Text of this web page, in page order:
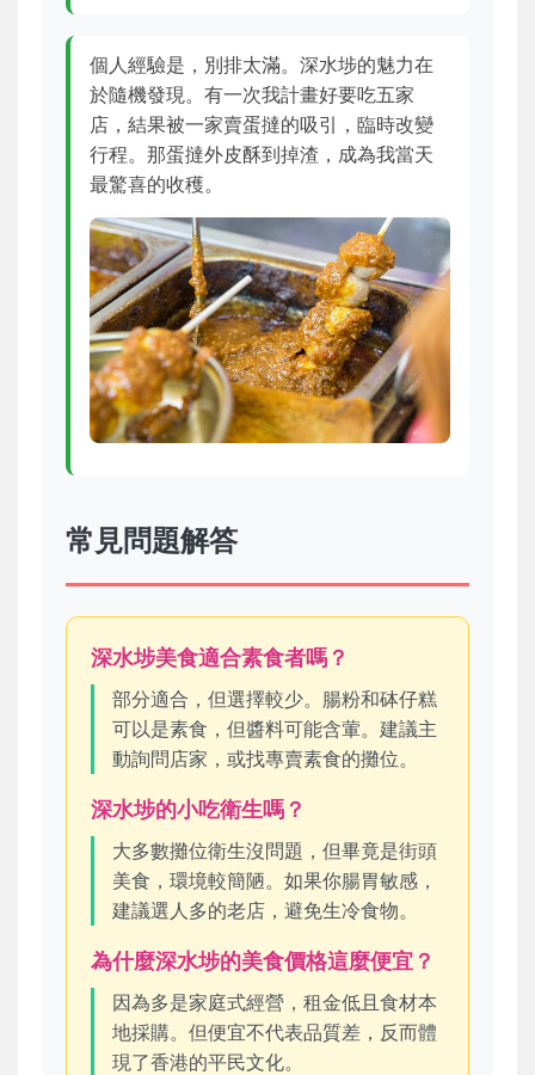
個人經驗是，別排太滿。深水埗的魅力在
於隨機發現。有一次我計畫好要吃五家
店，結果被一家賣蛋撻的吸引，臨時改變
行程。那蛋撻外皮酥到掉渣，成為我當天
最驚喜的收穫。
常見問題解答
深水埗美食適合素食者嗎？
部分適合，但選擇較少。腸粉和砵仔糕
可以是素食，但醬料可能含葷。建議主
動詢問店家，或找專賣素食的攤位。
深水埗的小吃衛生嗎？
大多數攤位衛生沒問題，但畢竟是街頭
美食，環境較簡陋。如果你腸胃敏感，
建議選人多的老店，避免生冷食物。
為什麼深水埗的美食價格這麼便宜？
因為多是家庭式經營，租金低且食材本
地採購。但便宜不代表品質差，反而體
現了香港的平民文化。